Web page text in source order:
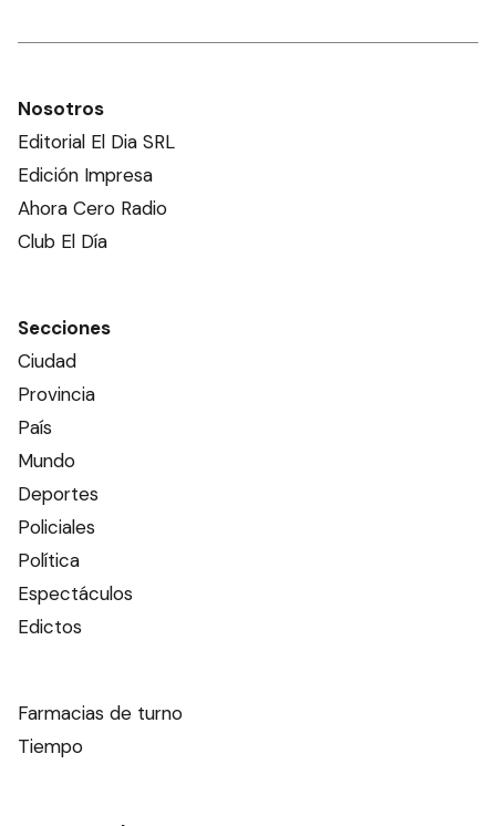
Nosotros
Editorial El Dia SRL
Edición Impresa
Ahora Cero Radio
Club El Día
Secciones
Ciudad
Provincia
País
Mundo
Deportes
Policiales
Política
Espectáculos
Edictos
Farmacias de turno
Tiempo